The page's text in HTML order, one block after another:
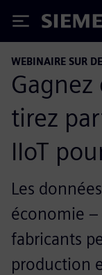
Siemens
WEBINAIRE SUR
tirez
IIoT
Les
économie
fabricants
production